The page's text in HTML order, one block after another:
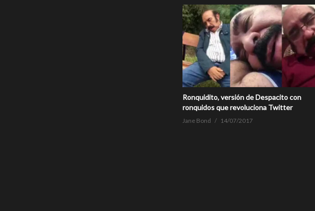
Ronquidito, versión de Despacito con
ronquidos que revoluciona Twitter
Jane Bond 14/07/2017